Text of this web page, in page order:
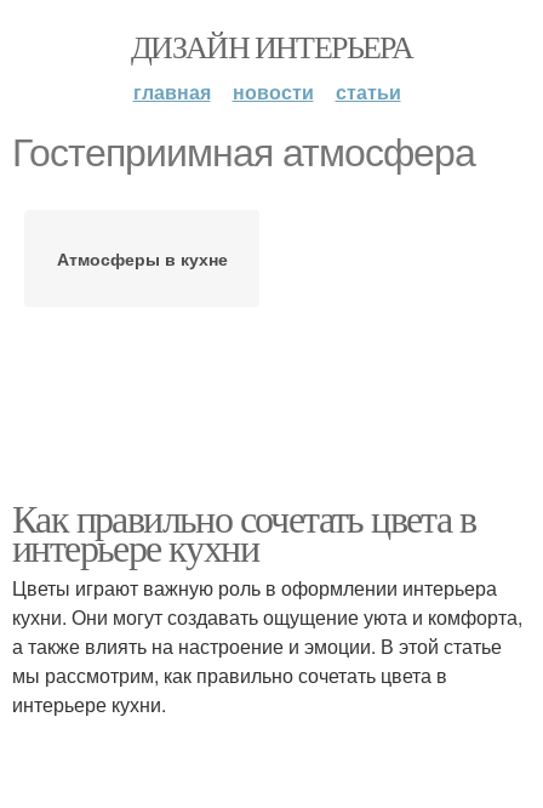
ДИЗАЙН ИНТЕРЬЕРА
главная новости статьи
Гостеприимная атмосфера
Атмосферы в кухне
Как правильно сочетать цвета в
интерьере кухни
Цветы играют важную роль в оформлении интерьера
кухни. Они могут создавать ощущение уюта и комфорта,
а также влиять на настроение и эмоции. В этой статье
мы рассмотрим, как правильно сочетать цвета в
интерьере кухни.